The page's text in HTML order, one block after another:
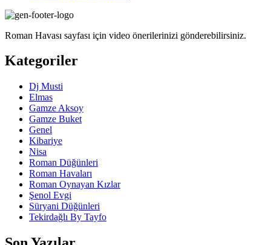
Roman Havası sayfası için video önerilerinizi gönderebilirsiniz.
Kategoriler
Dj Musti
Elmas
Gamze Aksoy
Gamze Buket
Genel
Kibariye
Nisa
Roman Düğünleri
Roman Havaları
Roman Oynayan Kızlar
Şenol Evgi
Süryani Düğünleri
Tekirdağlı By Tayfo